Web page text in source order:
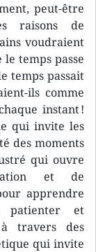
peut-être
raisons de
voudraient
temps passe
temps passait
ils comme
instant !
qui invite les
des moments
qui ouvre
et de
apprendre
patienter et
travers des
qui invite